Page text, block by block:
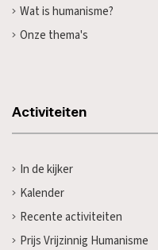
Wat is humanisme?
Onze thema's
Activiteiten
In de kijker
Kalender
Recente activiteiten
Prijs Vrijzinnig Humanisme